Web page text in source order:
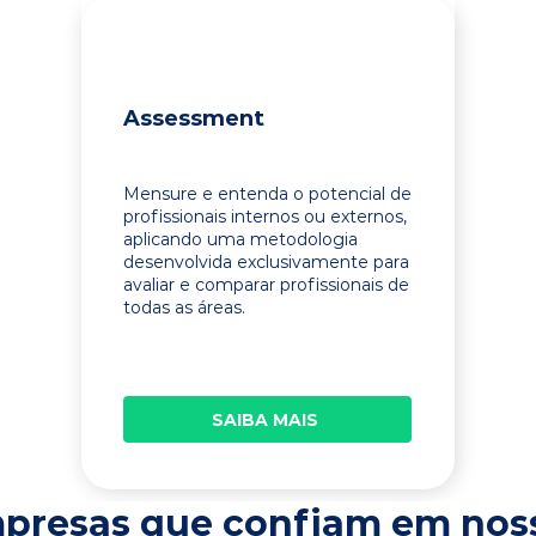
Assessment
Mensure e entenda o potencial de
profissionais internos ou externos,
aplicando uma metodologia
desenvolvida exclusivamente para
avaliar e comparar profissionais de
todas as áreas.
SAIBA MAIS
que confiam em